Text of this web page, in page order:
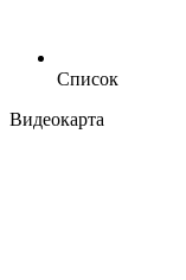
Список
Видеокарта